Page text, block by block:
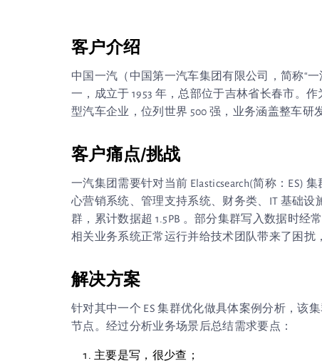
客户介绍
中国一汽（中国第一汽车集团有限公司，简称“
一，成立于 1953 年，总部位于吉林省长春市。
型汽车企业，位列世界 500 强，业务涵盖整车研
客户痛点/挑战
一汽集团需要针对当前 Elasticsearch(简称：ES)
心营销系统、管理支持系统、财务类、IT 基础
群，累计数据超 1.5PB 。部分集群写入数据时
相关业务系统正常运行并给技术团队带来了困扰
解决方案
针对其中一个 ES 集群优化做具体案例分析，该集
节点。经过分析业务场景后总结需求要点：
主要是写，很少查；